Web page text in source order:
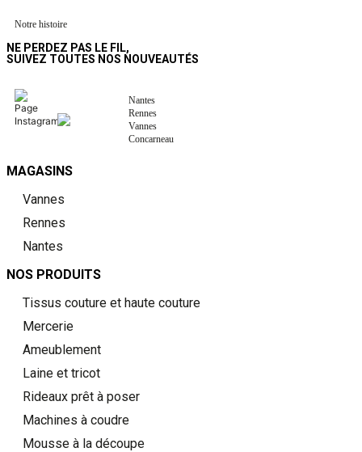
Notre histoire
NE PERDEZ PAS LE FIL,
SUIVEZ TOUTES NOS NOUVEAUTÉS
Nantes
Rennes
Vannes
Concarneau
MAGASINS
Vannes
Rennes
Nantes
NOS PRODUITS
Tissus couture et haute couture
Mercerie
Ameublement
Laine et tricot
Rideaux prêt à poser
Machines à coudre
Mousse à la découpe